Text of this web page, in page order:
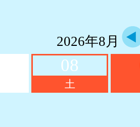
2026年8月
08
土